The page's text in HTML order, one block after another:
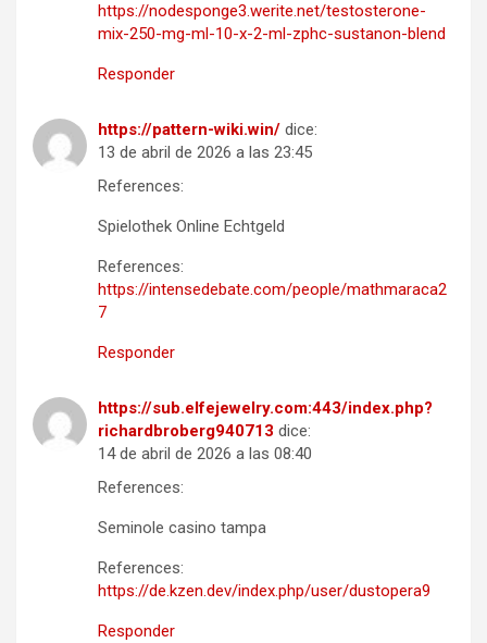
https://nodesponge3.werite.net/testosterone-
mix-250-mg-ml-10-x-2-ml-zphc-sustanon-blend
Responder
https://pattern-wiki.win/ dice:
13 de abril de 2026 a las 23:45
References:
Spielothek Online Echtgeld
References:
https://intensedebate.com/people/mathmaraca2
7
Responder
https://sub.elfejewelry.com:443/index.php?
richardbroberg940713 dice:
14 de abril de 2026 a las 08:40
References:
Seminole casino tampa
References:
https://de.kzen.dev/index.php/user/dustopera9
Responder